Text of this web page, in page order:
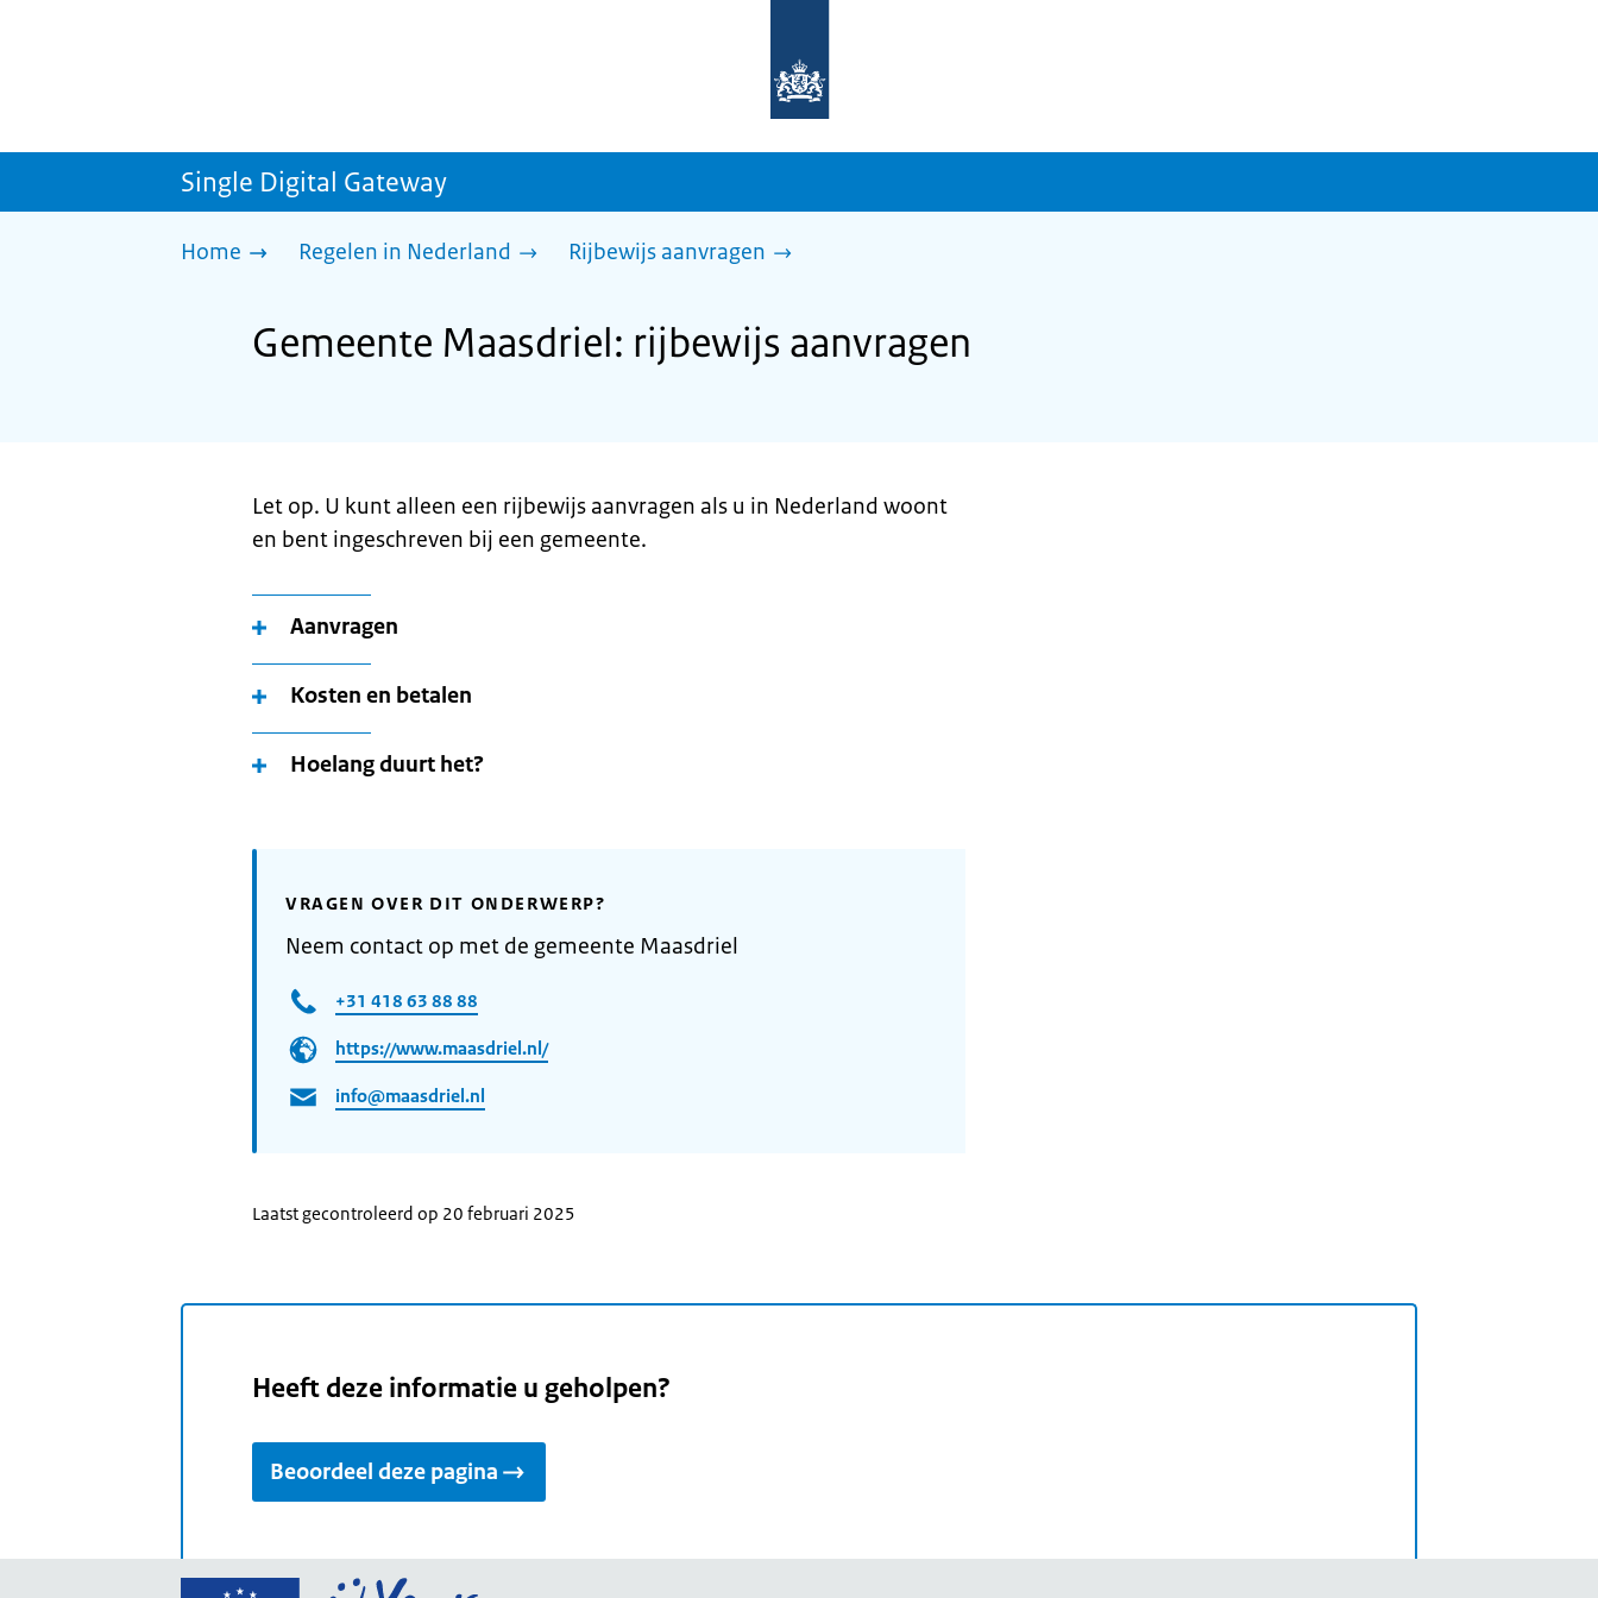
homepage
sdg.rijksoverheid.nl
Single Digital Gateway
Home Regelen in Nederland Rijbewijs aanvragen
Gemeente Maasdriel: rijbewijs aanvragen
Let op. U kunt alleen een rijbewijs aanvragen als u in Nederland woont
en bent ingeschreven bij een gemeente.
Aanvragen
Kosten en betalen
Hoelang duurt het?
VRAGEN OVER DIT ONDERWERP?
Neem contact op met de gemeente Maasdriel
+31 418 63 88 88
https://www.maasdriel.nl/
info@maasdriel.nl
Laatst gecontroleerd op 20 februari 2025
Heeft deze informatie u geholpen?
Beoordeel deze pagina